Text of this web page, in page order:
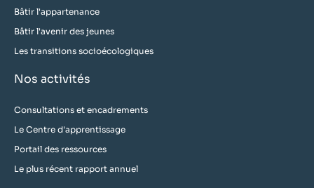
Bâtir l'appartenance
Bâtir l'avenir des jeunes
Les transitions socioécologiques
Nos activités
Consultations et encadrements
Le Centre d'apprentissage
Portail des ressources
Le plus récent rapport annuel